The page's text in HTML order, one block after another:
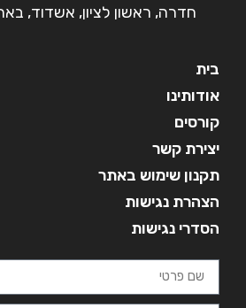
חדרה, ראשון לציון, אשדוד,
בית
אודותינו
קורסים
יצירת קשר
תקנון שימוש באתר
הצהרת נגישות
הסדרי נגישות